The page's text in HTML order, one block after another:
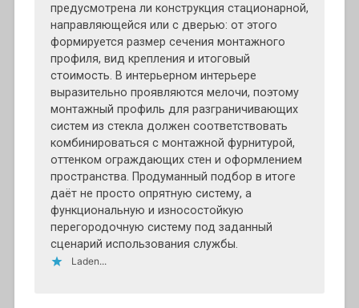
предусмотрена ли конструкция стационарной,
направляющейся или с дверью: от этого
формируется размер сечения монтажного
профиля, вид крепления и итоговый
стоимость. В интерьерном интерьере
выразительно проявляются мелочи, поэтому
монтажный профиль для разграничивающих
систем из стекла должен соответствовать
комбинироваться с монтажной фурнитурой,
оттенком ограждающих стен и оформлением
пространства. Продуманный подбор в итоге
даёт не просто опрятную систему, а
функциональную и износостойкую
перегородочную систему под заданный
сценарий использования службы.
Laden...